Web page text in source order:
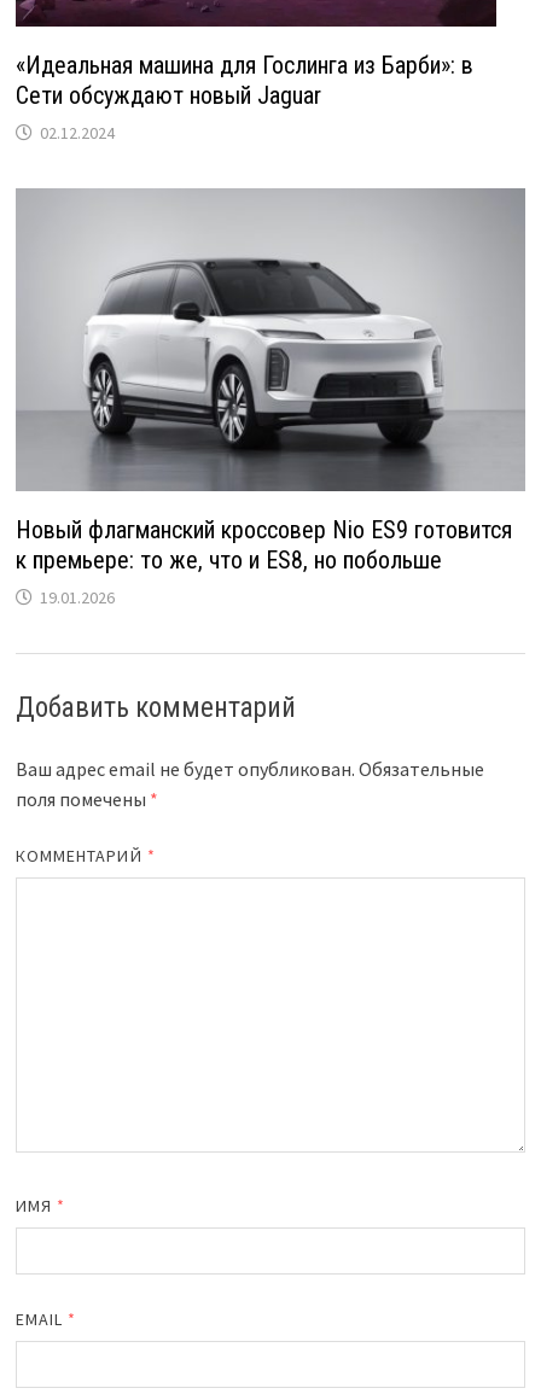
«Идеальная машина для Гослинга из Барби»: в
Сети обсуждают новый Jaguar
02.12.2024
Новый флагманский кроссовер Nio ES9 готовится
к премьере: то же, что и ES8, но побольше
19.01.2026
Добавить комментарий
Ваш адрес email не будет опубликован. Обязательные
поля помечены *
КОММЕНТАРИЙ *
ИМЯ *
EMAIL *